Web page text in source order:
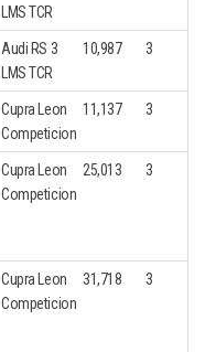
LMS TCR
Audi RS 3
LMS TCR
10,987 3
Cupra Leon
Competicion
11,137 3
Cupra Leon
Competicion
25,013 3
Cupra Leon
Competicion
31,718 3